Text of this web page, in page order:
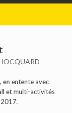
en entente avec
et multi-activités